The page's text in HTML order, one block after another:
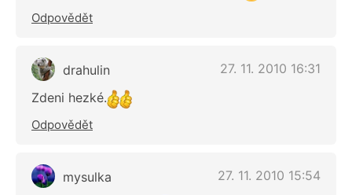
Odpovědět
drahulin
27. 11. 2010 16:31
Zdeni hezké.
Odpovědět
mysulka
27. 11. 2010 15:54